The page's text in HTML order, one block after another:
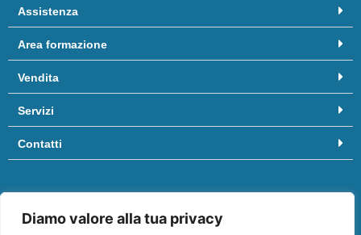
Diamo valore alla tua privacy
Assistenza
Area formazione
Vendita
Servizi
Contatti
ainfo@ifep.it